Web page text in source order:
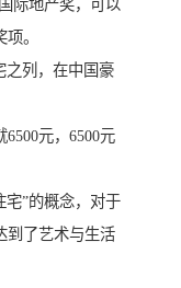
际地产奖，可以
。
之列，在中国豪
元，6500元
宅”的概念，对于
到了艺术与生活